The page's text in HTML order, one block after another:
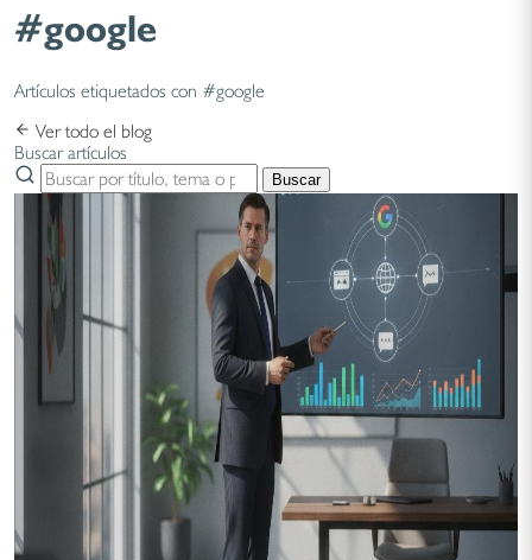
#google
Artículos etiquetados con #google
Ver todo el blog
Buscar artículos
Buscar